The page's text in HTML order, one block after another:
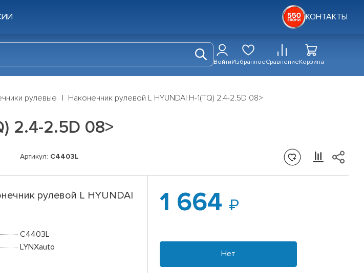
КОНТАКТЫ
ВойтиИзбранноеСравнениеКорзина
рулевые Наконечник рулевой L HYUNDAI H-1(TQ) 2.4-2.5D 08>
2.4-2.5D 08>
Артикул: C4403L
рулевой L HYUNDAI
C4403L
LYNXauto
1 664
Нет